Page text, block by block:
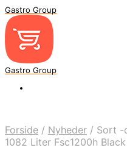
Gastro Group
Gastro Group
Forside / Nyheder / Sort -
1082 Liter Fsc1200h Black